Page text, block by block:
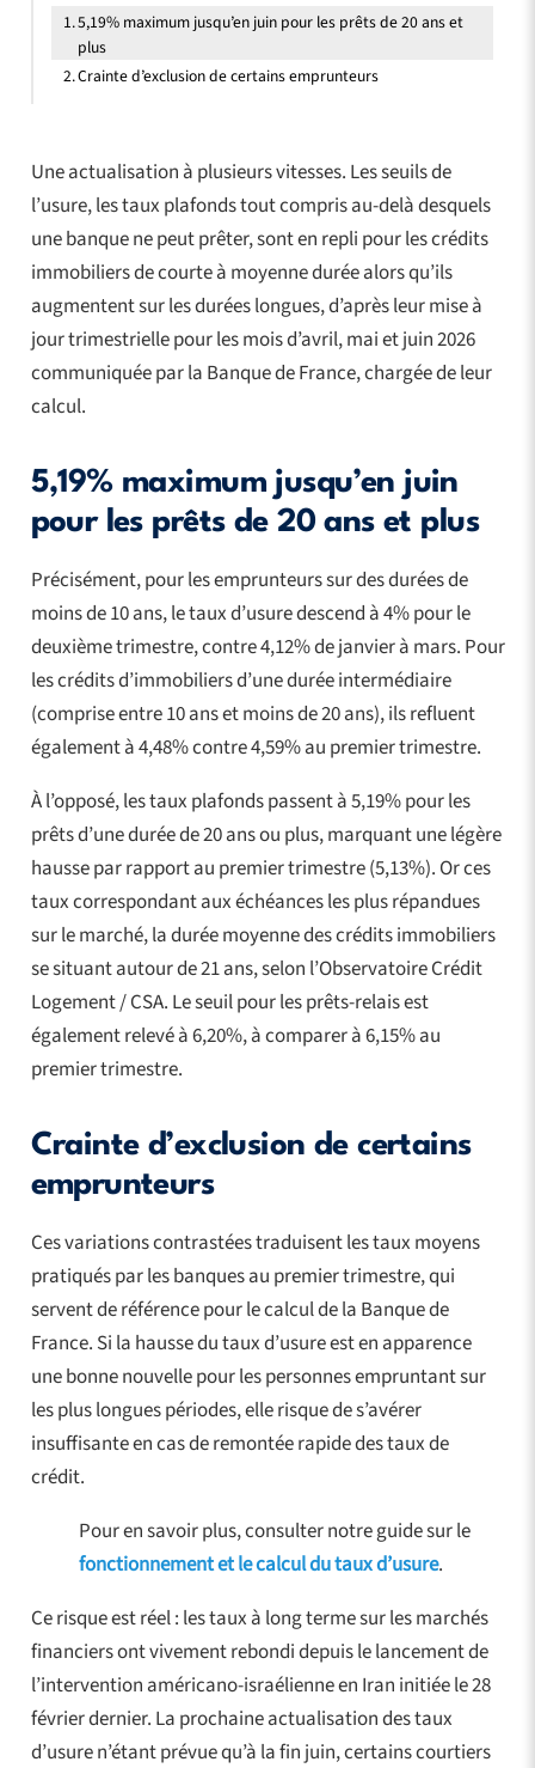
Une actualisation à plusieurs vitesses. Les seuils de
l’usure, les taux plafonds tout compris au-delà desquels
une banque ne peut prêter, sont en repli pour les crédits
immobiliers de courte à moyenne durée alors qu’ils
augmentent sur les durées longues, d’après leur mise à
jour trimestrielle pour les mois d’avril, mai et juin 2026
communiquée par la Banque de France, chargée de leur
calcul.
5,19% maximum jusqu’en juin
pour les prêts de 20 ans et plus
Précisément, pour les emprunteurs sur des durées de
moins de 10 ans, le taux d’usure descend à 4% pour le
deuxième trimestre, contre 4,12% de janvier à mars. Pour
les crédits d’immobiliers d’une durée intermédiaire
(comprise entre 10 ans et moins de 20 ans), ils refluent
également à 4,48% contre 4,59% au premier trimestre.
À l’opposé, les taux plafonds passent à 5,19% pour les
prêts d’une durée de 20 ans ou plus, marquant une légère
hausse par rapport au premier trimestre (5,13%). Or ces
taux correspondant aux échéances les plus répandues
sur le marché, la durée moyenne des crédits immobiliers
se situant autour de 21 ans, selon l’Observatoire Crédit
Logement / CSA. Le seuil pour les prêts-relais est
également relevé à 6,20%, à comparer à 6,15% au
premier trimestre.
Crainte d’exclusion de certains
emprunteurs
Ces variations contrastées traduisent les taux moyens
pratiqués par les banques au premier trimestre, qui
servent de référence pour le calcul de la Banque de
France. Si la hausse du taux d’usure est en apparence
une bonne nouvelle pour les personnes empruntant sur
les plus longues périodes, elle risque de s’avérer
insuffisante en cas de remontée rapide des taux de
crédit.
Pour en savoir plus, consulter notre guide sur le
fonctionnement et le calcul du taux d’usure.
Ce risque est réel : les taux à long terme sur les marchés
financiers ont vivement rebondi depuis le lancement de
l’intervention américano-israélienne en Iran initiée le 28
février dernier. La prochaine actualisation des taux
d’usure n’étant prévue qu’à la fin juin, certains courtiers
5,19% maximum jusqu’en juin pour les prêts de 20 ans et
plus
Crainte d’exclusion de certains emprunteurs